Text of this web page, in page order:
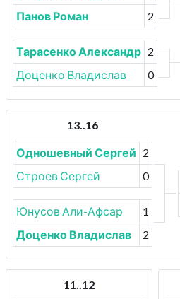
Панов Роман
2
Тарасенко Александр 2
Доценко Владислав
0
13..16
Одношевный Сергей 2
Строев Сергей
0
Юнусов Али-Афсар
1
Доценко Владислав
2
11..12